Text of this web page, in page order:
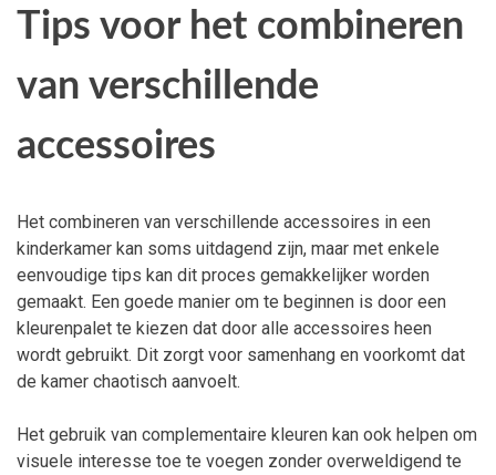
Tips voor het combineren
van verschillende
accessoires
Het combineren van verschillende accessoires in een
kinderkamer kan soms uitdagend zijn, maar met enkele
eenvoudige tips kan dit proces gemakkelijker worden
gemaakt. Een goede manier om te beginnen is door een
kleurenpalet te kiezen dat door alle accessoires heen
wordt gebruikt. Dit zorgt voor samenhang en voorkomt dat
de kamer chaotisch aanvoelt.
Het gebruik van complementaire kleuren kan ook helpen om
visuele interesse toe te voegen zonder overweldigend te